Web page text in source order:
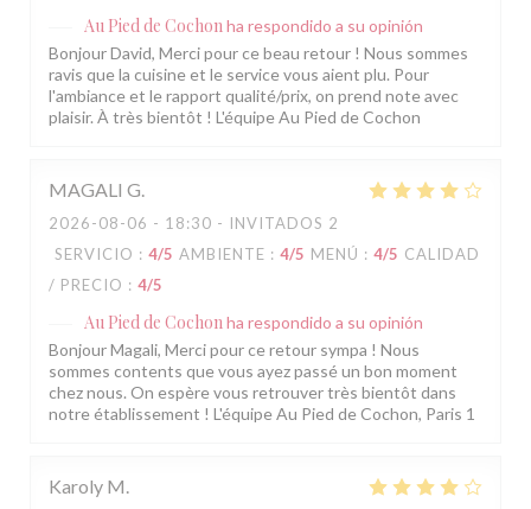
Au Pied de Cochonha respondido a su opinión
Bonjour David, Merci pour ce beau retour ! Nous sommes
ravis que la cuisine et le service vous aient plu. Pour
l'ambiance et le rapport qualité/prix, on prend note avec
plaisir. À très bientôt ! L'équipe Au Pied de Cochon
MAGALI G
2026-08-06 - 18:30 - INVITADOS 2
SERVICIO : 4/5 AMBIENTE : 4/5 MENÚ : 4/5 CALIDAD
/ PRECIO : 4/5
Au Pied de Cochonha respondido a su opinión
Bonjour Magali, Merci pour ce retour sympa ! Nous
sommes contents que vous ayez passé un bon moment
chez nous. On espère vous retrouver très bientôt dans
notre établissement ! L'équipe Au Pied de Cochon, Paris 1
Karoly M